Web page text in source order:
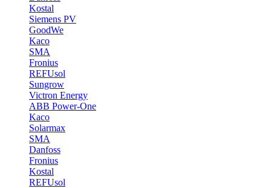
Kostal
Siemens PV
GoodWe
Kaco
SMA
Fronius
REFUsol
Sungrow
Victron Energy
ABB Power-One
Kaco
Solarmax
SMA
Danfoss
Fronius
Kostal
REFUsol